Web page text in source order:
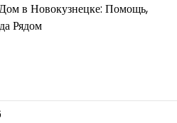
в Новокузнецке: Помощь,
Рядом